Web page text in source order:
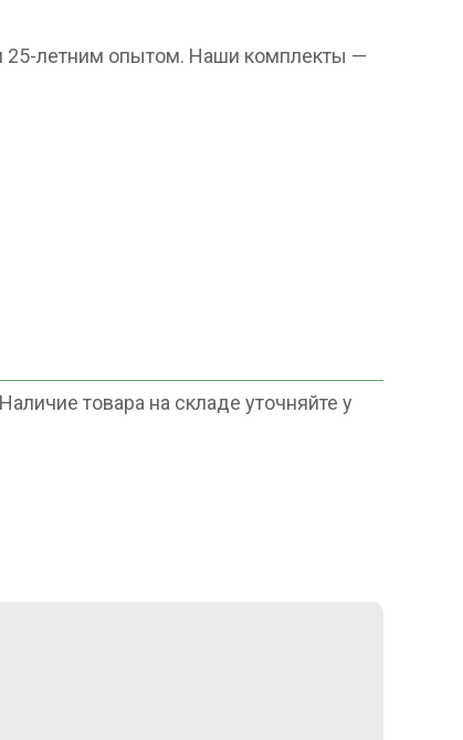
25-летним опытом. Наши комплекты —
товара на складе уточняйте у